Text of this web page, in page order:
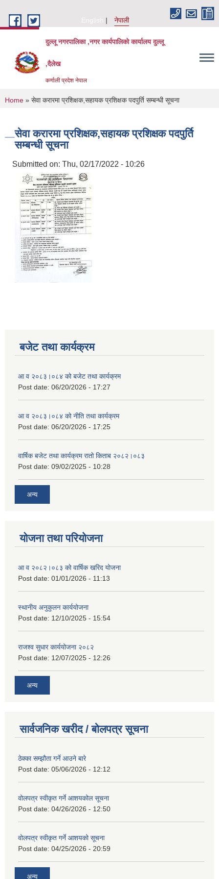
English
नेपाली
दुल्लू नगरपालिका ,नगर कार्यपालिकाे कार्यालय दुल्लू
,दैलेख
कर्णाली प्रदेश नेपाल
You are here
Home » सेवा करारमा प्रशिक्षक,सहायक प्रशिक्षक पदपुर्ति सम्बन्धी सूचना
सेवा करारमा प्रशिक्षक,सहायक प्रशिक्षक पदपुर्ति
सम्बन्धी सूचना
Submitted on: Thu, 02/17/2022 - 10:26
बजेट तथा कार्यक्रम
आ व २०८३।०८४ को बजेट तथा कार्यक्रम
Post date: 06/20/2026 - 17:27
आ व २०८३।०८४ को नीति तथा कार्यक्रम
Post date: 06/20/2026 - 17:25
वार्षिक बजेट तथा कार्यक्रम रातो किताब २०८२।०८३
Post date: 09/02/2025 - 10:28
अन्य
योजना तथा परियोजना
आ व २०८२।०८३ को वार्षिक खरिद योजना
Post date: 01/01/2026 - 11:13
स्थानीय अनुकुलन कार्ययोजना
Post date: 12/10/2025 - 15:54
राजश्व सुधार कार्ययोजना २०८२
Post date: 12/07/2025 - 12:26
अन्य
सार्वजनिक खरीद / बोलपत्र सूचना
ठेक्का सम्झौता गर्ने आउने बारे
Post date: 05/06/2026 - 12:12
वोलपत्र स्वीकृत गर्ने आशयकोल सूचना
Post date: 04/26/2026 - 12:50
वोलपत्र स्वीकृत गर्ने आशयको सूचना
Post date: 04/25/2026 - 20:59
अन्य